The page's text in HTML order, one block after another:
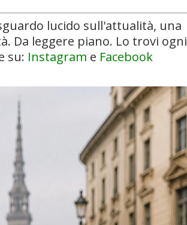
lucido sull'attualità, una
Da leggere piano. Lo trovi ogni
su: Instagram e Facebook